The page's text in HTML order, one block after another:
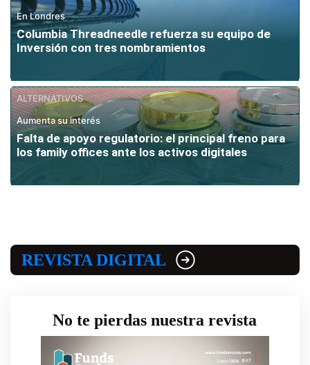
En Londres
Columbia Threadneedle refuerza su equipo de
Inversión con tres nombramientos
ALTERNATIVOS
Aumenta su interés
Falta de apoyo regulatorio: el principal freno para
los family offices ante los activos digitales
REVISTA DIGITAL
No te pierdas nuestra revista